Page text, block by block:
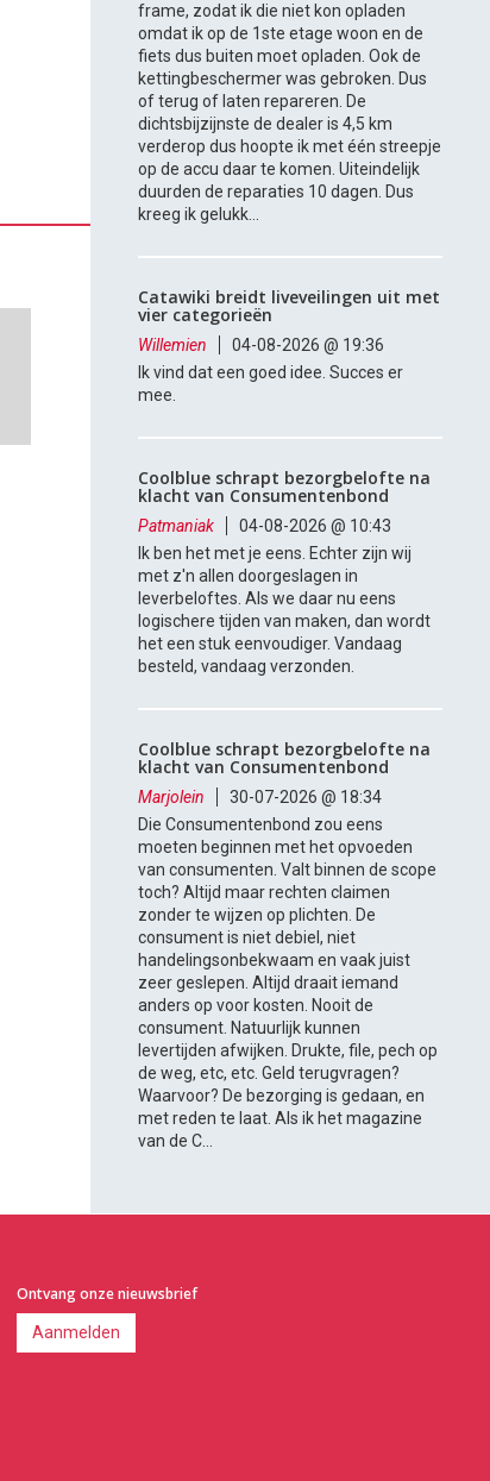
frame, zodat ik die niet kon opladen
omdat ik op de 1ste etage woon en de
fiets dus buiten moet opladen. Ook de
kettingbeschermer was gebroken. Dus
of terug of laten repareren. De
dichtsbijzijnste de dealer is 4,5 km
verderop dus hoopte ik met één streepje
op de accu daar te komen. Uiteindelijk
duurden de reparaties 10 dagen. Dus
kreeg ik gelukk...
Catawiki breidt liveveilingen uit met
vier categorieën
Willemien
04-08-2026 @ 19:36
Ik vind dat een goed idee. Succes er
mee.
Coolblue schrapt bezorgbelofte na
klacht van Consumentenbond
Patmaniak
04-08-2026 @ 10:43
Ik ben het met je eens. Echter zijn wij
met z'n allen doorgeslagen in
leverbeloftes. Als we daar nu eens
logischere tijden van maken, dan wordt
het een stuk eenvoudiger. Vandaag
besteld, vandaag verzonden.
Coolblue schrapt bezorgbelofte na
klacht van Consumentenbond
Marjolein
30-07-2026 @ 18:34
Die Consumentenbond zou eens
moeten beginnen met het opvoeden
van consumenten. Valt binnen de scope
toch? Altijd maar rechten claimen
zonder te wijzen op plichten. De
consument is niet debiel, niet
handelingsonbekwaam en vaak juist
zeer geslepen. Altijd draait iemand
anders op voor kosten. Nooit de
consument. Natuurlijk kunnen
levertijden afwijken. Drukte, file, pech op
de weg, etc, etc. Geld terugvragen?
Waarvoor? De bezorging is gedaan, en
met reden te laat. Als ik het magazine
van de C...
Ontvang onze nieuwsbrief
Aanmelden